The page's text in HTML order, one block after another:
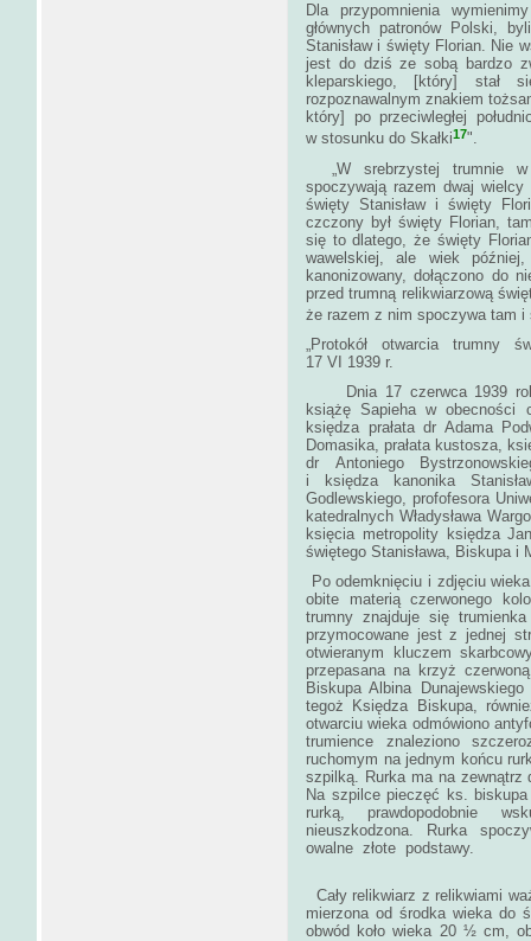
Dla przypomnienia
głównych patronów Polski,
Stanisław i święty Florian. Nie
jest do dziś ze sobą bardzo
kleparskiego, [który] stał
rozpoznawalnym znakiem
który] po przeciwległej
w stosunku do Skałki17
„W srebrzystej trumnie w
spoczywają razem dwaj
święty Stanisław i święty
czczony był święty Florian,
się to dlatego, że święty
wawelskiej, ale wiek
kanonizowany, dołączono do
przed trumną relikwia­rzową
że razem z nim spoczywa tam i
„Protokół otwarcia trumny
17 VI 1939 r.
Dnia 17 czerwca 1939
książę Sapieha w obecności
księdza prałata dr Adama
Domasika, prałata kustosza,
dr Antoniego
i księdza kanonika
Godlewskiego, profofesora
katedralnych Władysława
księcia metropolity księdza
świętego Stanisława,
Po odemknięciu i zdjęciu
obite materią czerwonego
trumny znajduje się
przymocowane jest z jednej
otwieranym kluczem
przepasana na krzyż
Biskupa Albina
tegoż Księdza Biskupa,
otwarciu wieka odmówiono
trumience znaleziono
ruchomym na jednym końcu
szpilką. Rurka ma na zewnątrz
Na szpilce pieczęć ks.
rurką, prawdopodobnie
nieuszkodzona. Rurka
owalne
Cały relikwiarz z relikwiami
mierzona od środka wieka do
obwód koło wieka 20 ½ cm,